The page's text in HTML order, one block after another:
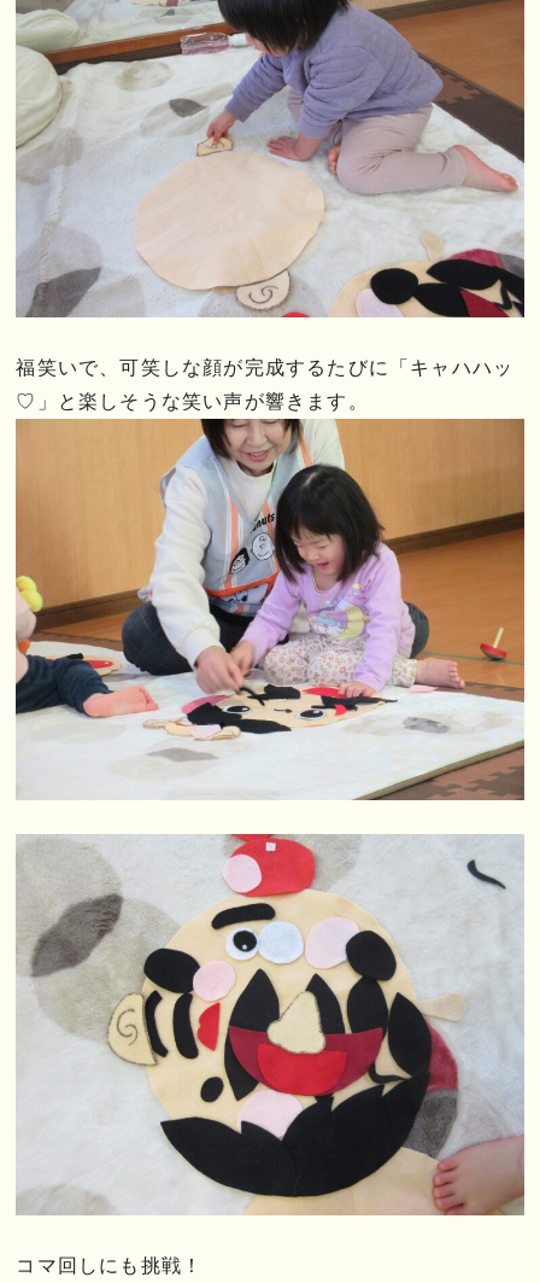
福笑いで、可笑しな顔が完成するたびに「キャハハッ
♡」と楽しそうな笑い声が響きます。
コマ回しにも挑戦！